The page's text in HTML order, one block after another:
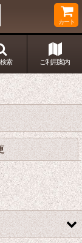
カート
索 ご利用案内
閉じる